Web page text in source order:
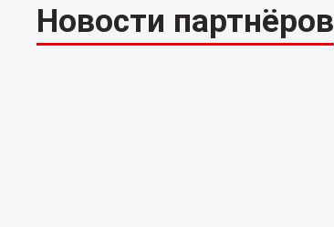
Новости партнёров